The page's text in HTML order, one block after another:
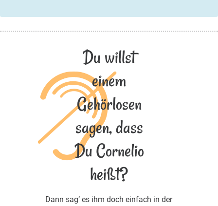
Du willst
einem
Gehörlosen
sagen, dass
Du Cornelio
heißt?
Dann sag‘ es ihm doch einfach in der